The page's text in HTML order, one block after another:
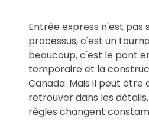
Entrée express n'est pas
processus, c'est un
beaucoup, c'est le pont
temporaire et la
Canada. Mais il peut être
retrouver dans les
règles changent